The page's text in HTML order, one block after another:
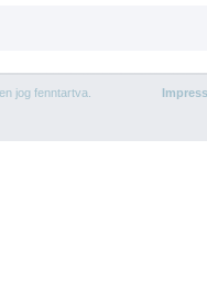
jog fenntartva.